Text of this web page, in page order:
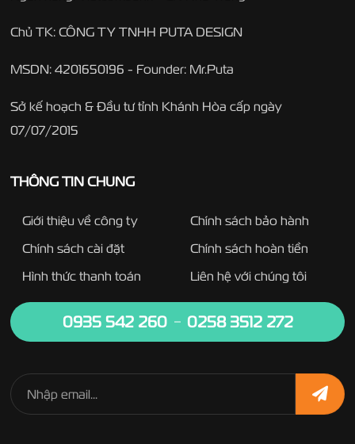
Chủ TK: CÔNG TY TNHH PUTA DESIGN
MSDN: 4201650196 - Founder: Mr.Puta
Sở kế hoạch & Đầu tư tỉnh Khánh Hòa cấp ngày
07/07/2015
THÔNG TIN CHUNG
Giới thiệu về công ty
Chính sách bảo hành
Chính sách cài đặt
Chính sách hoàn tiền
Hình thức thanh toán
Liên hệ với chúng tôi
0935 542 260 0258 3512 272